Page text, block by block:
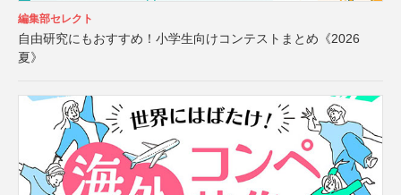
編集部セレクト
自由研究にもおすすめ！小学生向けコンテストまとめ《2026
夏》